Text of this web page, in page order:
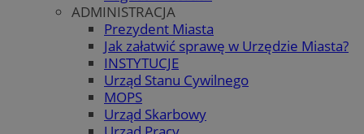
ADMINISTRACJA
Prezydent Miasta
Jak załatwić sprawę w Urzędzie Miasta?
INSTYTUCJE
Urząd Stanu Cywilnego
MOPS
Urząd Skarbowy